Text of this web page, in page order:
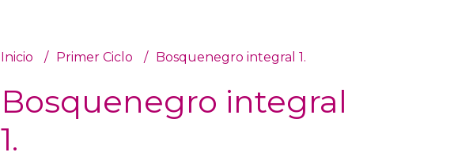
Inicio Primer Ciclo Bosquenegro integral 1.
Bosquenegro integral
1.